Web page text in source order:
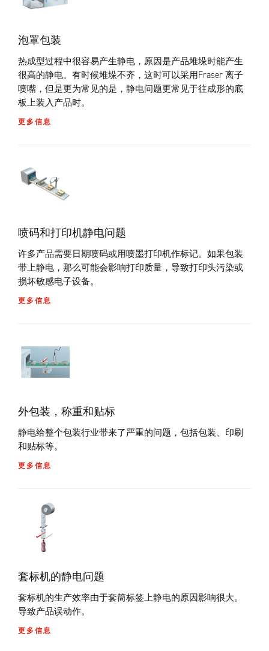
泡罩包装
热成型过程中很容易产生静电，原因是产品堆垛时能产生
很高的静电。有时候堆垛不齐，这时可以采用Fraser 离子
喷嘴，但是更为常见的是，静电问题更常见于往成形的底
板上装入产品时。
更多信息
喷码和打印机静电问题
许多产品需要日期喷码或用喷墨打印机作标记。如果包装
带上静电，那么可能会影响打印质量，导致打印头污染或
损坏敏感电子设备。
更多信息
外包装，称重和贴标
静电给整个包装行业带来了严重的问题，包括包装、印刷
和贴标等。
更多信息
套标机的静电问题
套标机的生产效率由于套筒标签上静电的原因影响很大。
导致产品误动作。
更多信息